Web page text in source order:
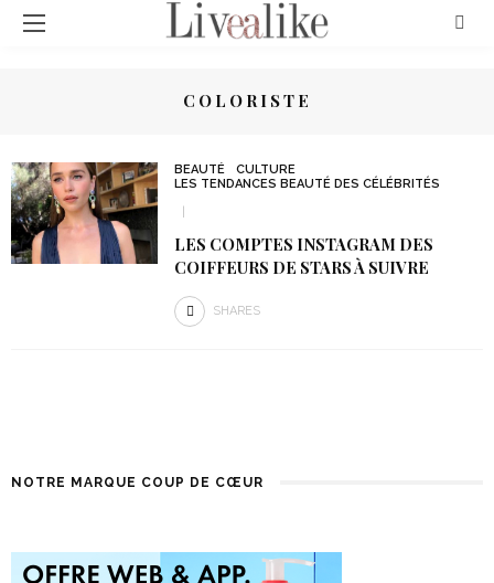
COLORISTE
BEAUTÉ
CULTURE
LES TENDANCES BEAUTÉ DES CÉLÉBRITÉS
LES COMPTES INSTAGRAM DES
COIFFEURS DE STARS À SUIVRE
SHARES
NOTRE MARQUE COUP DE CŒUR